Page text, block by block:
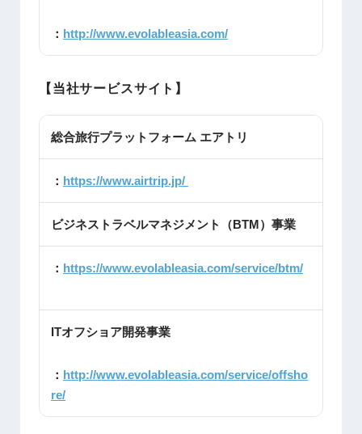
： http://www.evolableasia.com/
【当社サービスサイト】
総合旅行プラットフォーム エアトリ
： https://www.airtrip.jp/
ビジネストラベルマネジメント（BTM）事業
： https://www.evolableasia.com/service/btm/
ITオフショア開発事業
： http://www.evolableasia.com/service/offsho
re/